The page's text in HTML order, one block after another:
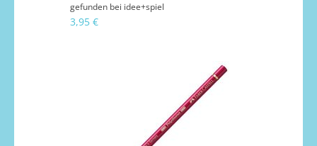
gefunden bei idee+spiel
3,95 €